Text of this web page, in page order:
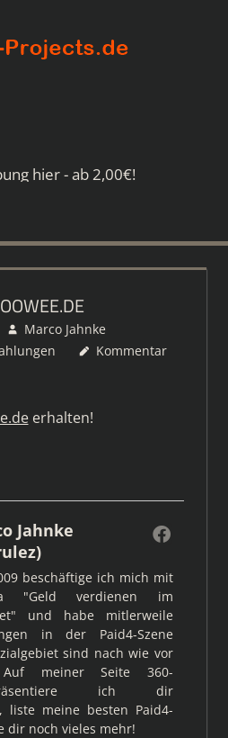
hier - ab 2,00€!
Marco Jahnke
Kommentar
erhalten!
Jahnke
beschäftige ich mich mit
"Geld verdienen im
und habe mitlerweile
in der Paid4-Szene
sind nach wie vor
Auf meiner Seite 360-
ich dir
liste meine besten Paid4-
dir noch vieles mehr!